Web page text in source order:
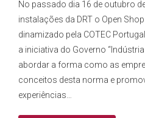
No passado dia 16 de outubro
instalações da DRT o Open
dinamizado pela COTEC
a iniciativa do Governo
abordar a forma como as
conceitos desta norma e
experiências…